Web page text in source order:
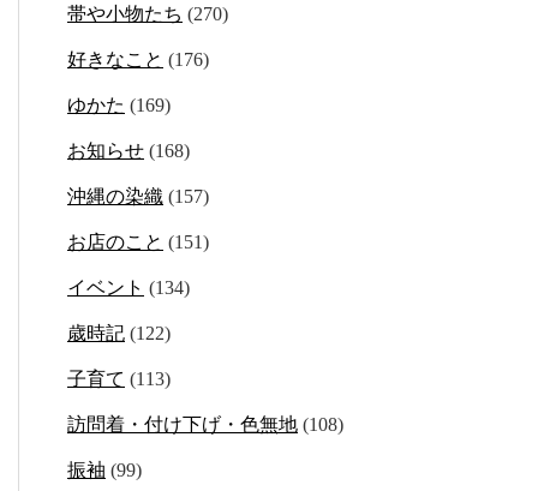
帯や小物たち (270)
好きなこと (176)
ゆかた (169)
お知らせ (168)
沖縄の染織 (157)
お店のこと (151)
イベント (134)
歳時記 (122)
子育て (113)
訪問着・付け下げ・色無地 (108)
振袖 (99)